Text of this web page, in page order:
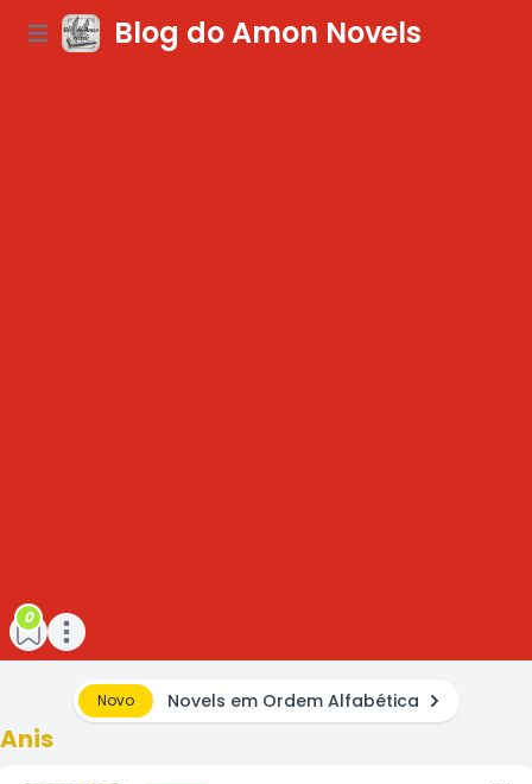
Open main menuBlog do Amon Novels
Open main menu
0
Novo Novels em Ordem Alfabética
Anis